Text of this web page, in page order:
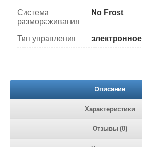
Система
размораживания
No Frost
Тип управления электронное
Описание
Характеристики
Отзывы (0)